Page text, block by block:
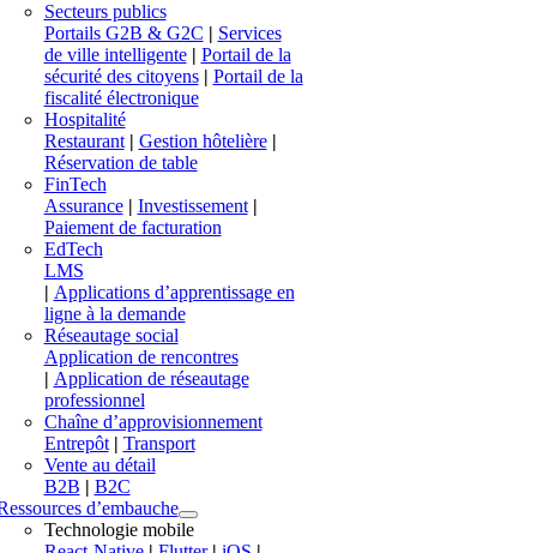
Secteurs publics
Portails G2B & G2C | Services
de ville intelligente| Portail de la
sécurité des citoyens| Portail de la
fiscalité électronique
Hospitalité
Restaurant| Gestion hôtelière|
Réservation de table
FinTech
Assurance| Investissement|
Paiement de facturation
EdTech
LMS
| Applications d’apprentissage en
ligne à la demande
Réseautage social
Application de rencontres
| Application de réseautage
professionnel
Chaîne d’approvisionnement
Entrepôt| Transport
Vente au détail
B2B | B2C
d’embauche
Technologie mobile